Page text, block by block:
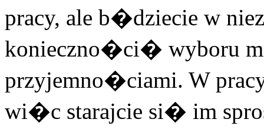
pracy, ale b�dziecie w
konieczno�ci� wyboru
przyjemno�ciami. W
wi�c starajcie si� im